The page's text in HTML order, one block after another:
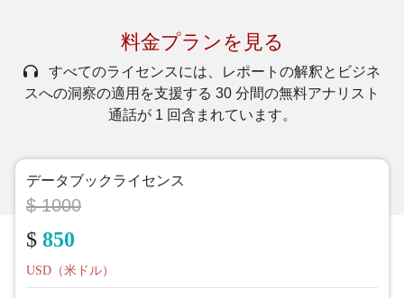
料金プランを見る
すべてのライセンスには、レポートの解釈とビジネ
スへの洞察の適用を支援する 30 分間の無料アナリスト
通話が 1 回含まれています。
データブックライセンス
$ 1000
$ 850
USD（米ドル）